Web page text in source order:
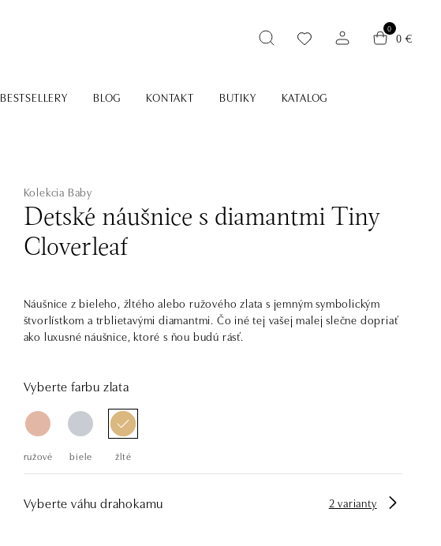
0
0 €
BESTSELLERY BLOG KONTAKT BUTIKY KATALOG
Kolekcia Baby
Detské náušnice s diamantmi Tiny
Cloverleaf
Náušnice z bieleho, žltého alebo ružového zlata s jemným symbolickým
štvorlístkom a trblietavými diamantmi. Čo iné tej vašej malej slečne dopriať
ako luxusné náušnice, ktoré s ňou budú rásť.
Vyberte farbu zlata
ružové biele žlté
Vyberte váhu drahokamu 2 varianty